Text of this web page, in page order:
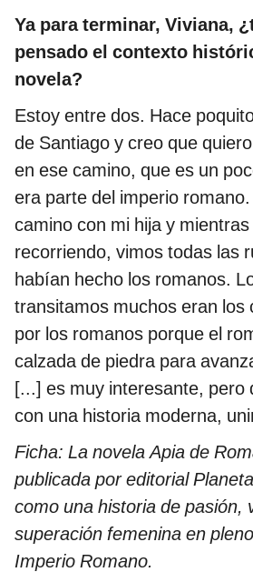
Ya para terminar, Viviana,
pensado el contexto
novela?
Estoy entre dos. Hace
de Santiago y creo que
en ese camino, que es un
era parte del imperio
camino con mi hija y
recorriendo, vimos todas las
habían hecho los romanos.
transitamos muchos eran los
por los romanos porque el
calzada de piedra para
[...] es muy interesante, pero
con una historia moderna,
Ficha: La novela Apia de
publicada por editorial
como una historia de pasión,
superación femenina en
Imperio Romano.